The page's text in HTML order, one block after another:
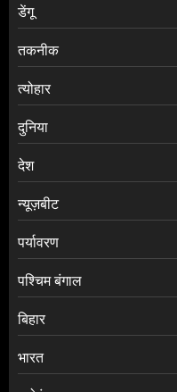
डेंगू
तकनीक
त्योहार
दुनिया
देश
न्यूज़बीट
पर्यावरण
पश्चिम बंगाल
बिहार
भारत